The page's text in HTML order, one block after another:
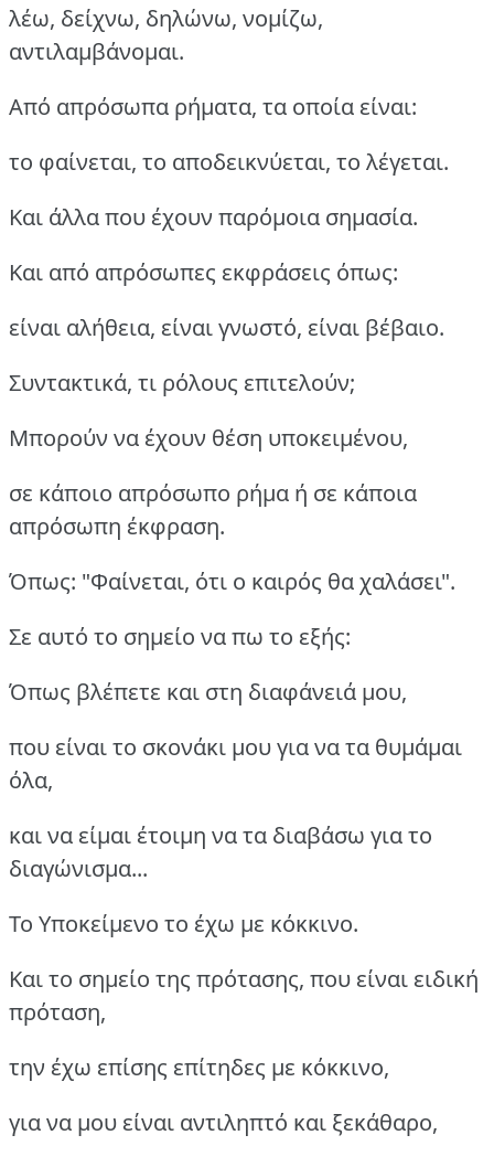
λέω, δείχνω, δηλώνω, νομίζω,
αντιλαμβάνομαι.
Από απρόσωπα ρήματα, τα οποία είναι:
το φαίνεται, το αποδεικνύεται, το λέγεται.
Και άλλα που έχουν παρόμοια σημασία.
Και από απρόσωπες εκφράσεις όπως:
είναι αλήθεια, είναι γνωστό, είναι βέβαιο.
Συντακτικά, τι ρόλους επιτελούν;
Μπορούν να έχουν θέση υποκειμένου,
σε κάποιο απρόσωπο ρήμα ή σε κάποια
απρόσωπη έκφραση.
Όπως: "Φαίνεται, ότι ο καιρός θα χαλάσει".
Σε αυτό το σημείο να πω το εξής:
Όπως βλέπετε και στη διαφάνειά μου,
που είναι το σκονάκι μου για να τα θυμάμαι
όλα,
και να είμαι έτοιμη να τα διαβάσω για το
διαγώνισμα...
Το Υποκείμενο το έχω με κόκκινο.
Και το σημείο της πρότασης, που είναι ειδική
πρόταση,
την έχω επίσης επίτηδες με κόκκινο,
για να μου είναι αντιληπτό και ξεκάθαρο,